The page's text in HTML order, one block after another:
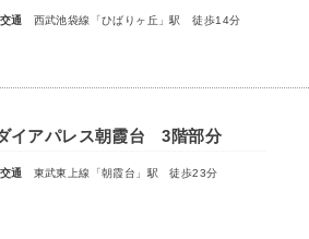
交通
西武池袋線「ひばりヶ丘」駅 徒歩14分
イアパレス朝霞台 3階部分
交通
東武東上線「朝霞台」駅 徒歩23分